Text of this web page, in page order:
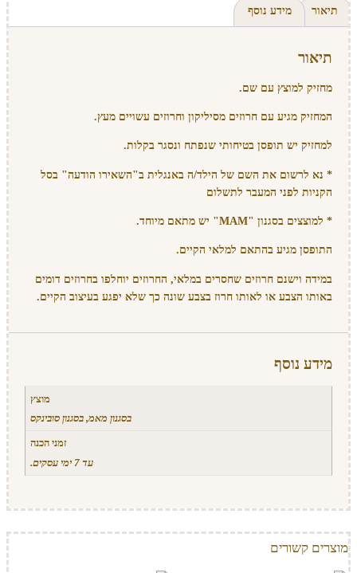
מוצרים קשורים
תיאור מידע נוסף
תיאור
מחזיק למוצץ עם שם.
המחזיק מגיע עם חרוזים מסיליקון וחרוזים עשויים מעץ.
למחזיק יש תופסן בטיחותי שנפתח ונסגר בקלות.
* נא לרשום את השם של הילד/ה באנגלית ב"השאירו הודעה" בסל
הקניות לפני המעבר לתשלום
* למוצצים בסגנון "MAM" יש מתאם מיוחד.
התופסן מגיע בהתאם למלאי הקיים.
במידה וישנם חרוזים שחסרים במלאי, החרוזים יוחלפו בחרוזים דומים
באותו הצבע או לאותו חרוז בצבע שונה כך שלא יפגע בעיצוב הקיים.
מידע נוסף
מוצץ
בסגנון מאמ, בסגנון סובינקס
זמני הכנה
עד 7 ימי עסקים.